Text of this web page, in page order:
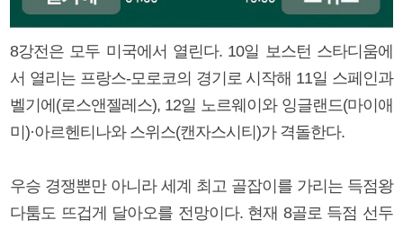
8강전은 모두 미국에서 열린다. 10일 보스턴 스타디움에
서 열리는 프랑스-모로코의 경기로 시작해 11일 스페인과
벨기에(로스앤젤레스), 12일 노르웨이와 잉글랜드(마이애
미)·아르헨티나와 스위스(캔자스시티)가 격돌한다.
우승 경쟁뿐만 아니라 세계 최고 골잡이를 가리는 득점왕
다툼도 뜨겁게 달아오를 전망이다. 현재 8골로 득점 선두